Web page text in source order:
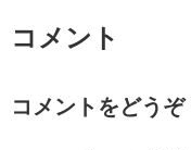
コメント
コメントをどうぞ